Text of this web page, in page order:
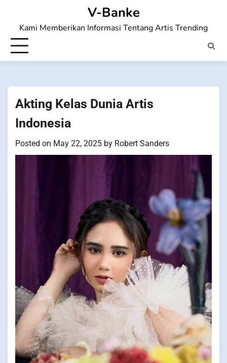
content
V-Banke
Kami Memberikan Informasi Tentang Artis Trending
Akting Kelas Dunia Artis
Indonesia
Posted on May 22, 2025 by Robert Sanders